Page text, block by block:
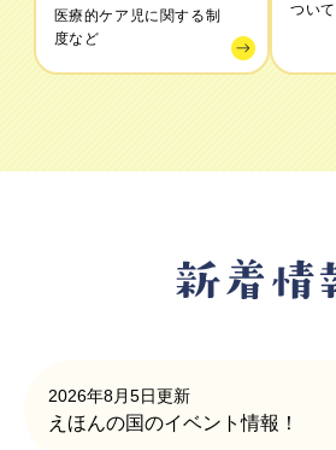
医療的ケア児に関する制
度など
ついて
2026年8月5日更新
えほんの国のイベント情報！